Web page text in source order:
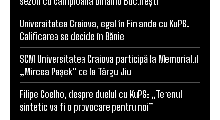
Universitatea Craiova, egal în Finlanda cu KuPS.
Calificarea se decide în Bănie
SCM Universitatea Craiova participă la Memorialul
„Mircea Pașek” de la Târgu Jiu
Filipe Coelho, despre duelul cu KuPS: „Terenul
sintetic va fi o provocare pentru noi”